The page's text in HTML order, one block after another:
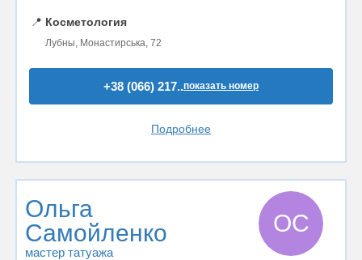
📍 Косметология
Лубны, Монастирська, 72
+38 (066) 217..показать номер
Подробнее
Ольга
Самойленко
мастер татуажа
ОС